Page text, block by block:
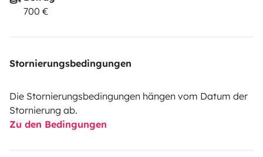
700 €
Stornierungsbedingungen
Die Stornierungsbedingungen hängen vom Datum der
Stornierung ab.
Zu den Bedingungen